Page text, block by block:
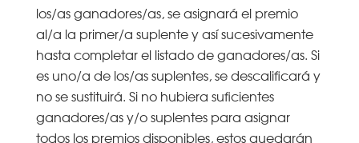
los/as ganadores/as, se asignará el premio
al/a la primer/a suplente y así sucesivamente
hasta completar el listado de ganadores/as. Si
es uno/a de los/as suplentes, se descalificará y
no se sustituirá. Si no hubiera suficientes
ganadores/as y/o suplentes para asignar
todos los premios disponibles, estos quedarán